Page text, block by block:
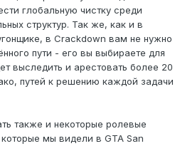
глобальную чистку среди
структур. Так же, как и в
в Crackdown вам не нужно
пути - его вы выбираете для
выследить и арестовать более 20
путей к решению каждой задачи
также и некоторые ролевые
мы видели в GTA San